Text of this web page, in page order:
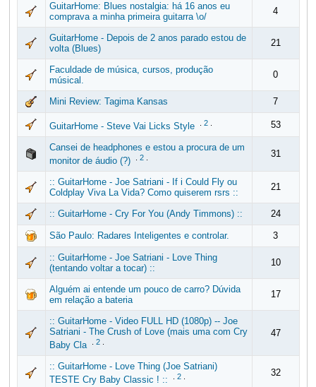
GuitarHome: Blues nostalgia: há 16 anos eu
comprava a minha primeira guitarra \o/
4
GuitarHome - Depois de 2 anos parado estou de
volta (Blues)
21
Faculdade de música, cursos, produção
músical.
0
Mini Review: Tagima Kansas 7
GuitarHome - Steve Vai Licks Style 2. 53
Cansei de headphones e estou a procura de um
monitor de áudio (?)
2. 31
:: GuitarHome - Joe Satriani - If i Could Fly ou
Coldplay Viva La Vida? Como quiserem rsrs ::
21
:: GuitarHome - Cry For You (Andy Timmons) :: 24
São Paulo: Radares Inteligentes e controlar. 3
:: GuitarHome - Joe Satriani - Love Thing
(tentando voltar a tocar) ::
10
Alguém ai entende um pouco de carro? Dúvida
em relação a bateria
17
:: GuitarHome - Video FULL HD (1080p) -- Joe
Satriani - The Crush of Love (mais uma com Cry
Baby Cla
2.
47
:: GuitarHome - Love Thing (Joe Satriani)
TESTE Cry Baby Classic ! ::
2. 32